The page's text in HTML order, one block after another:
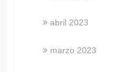
abril 2023
marzo 2023